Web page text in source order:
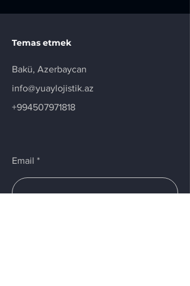
Temas etmek
Bakü, Azerbaycan
info@yuaylojistik.az
+994507971818
Email